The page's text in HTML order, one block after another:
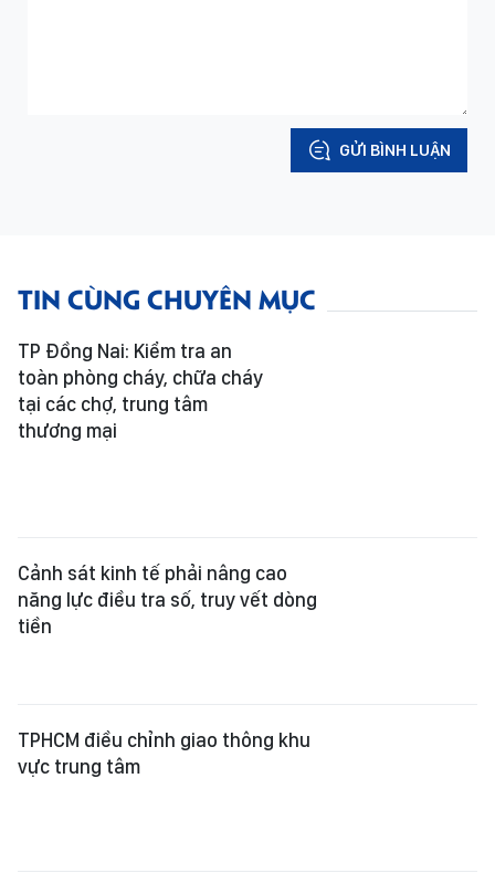
GỬI BÌNH LUẬN
TIN CÙNG CHUYÊN MỤC
TP Đồng Nai: Kiểm tra an
toàn phòng cháy, chữa cháy
tại các chợ, trung tâm
thương mại
Cảnh sát kinh tế phải nâng cao
năng lực điều tra số, truy vết dòng
tiền
TPHCM điều chỉnh giao thông khu
vực trung tâm